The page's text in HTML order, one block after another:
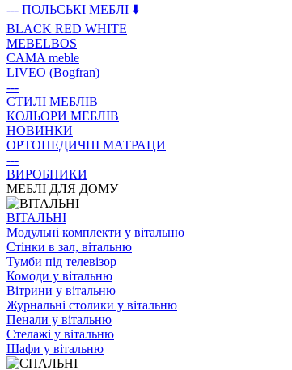
--- ПОЛЬСЬКІ МЕБЛІ ⬇️
BLACK RED WHITE
MEBELBOS
CAMA meble
LIVEO (Bogfran)
---
СТИЛІ МЕБЛІВ
КОЛЬОРИ МЕБЛІВ
НОВИНКИ
ОРТОПЕДИЧНІ МАТРАЦИ
---
ВИРОБНИКИ
МЕБЛІ ДЛЯ ДОМУ
ВIТАЛЬНI
Модульні комплекти у вітальню
Стінки в зал, вітальню
Тумби під телевізор
Комоди у вітальню
Вітрини у вітальню
Журнальні столики у вітальню
Пенали у вітальню
Стелажі у вітальню
Шафи у вітальню